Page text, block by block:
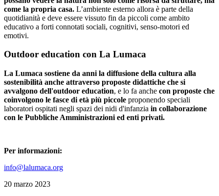
come la propria casa. L’ambiente esterno allora è parte della
quotidianità e deve essere vissuto fin da piccoli come ambito
educativo a forti connotati sociali, cognitivi, senso-motori ed
emotivi.
Outdoor education con La Lumaca
La Lumaca sostiene da anni la diffusione della cultura alla
sostenibilità anche attraverso proposte didattiche che si
avvalgono dell'outdoor education, e lo fa anche con proposte che
coinvolgono le fasce di età più piccole proponendo speciali
laboratori ospitati negli spazi dei nidi d'infanzia in collaborazione
con le Pubbliche Amministrazioni ed enti privati.
Per informazioni:
info@lalumaca.org
20 marzo 2023